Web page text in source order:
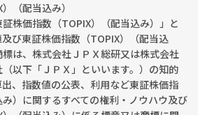
（配当込み）
株価指数（TOPIX）（配当込み）」と
び東証株価指数（TOPIX）（配当込
は、株式会社ＪＰＸ総研又は株式会社
以下「ＪＰＸ」といいます。）の知的
、指数値の公表、利用など東証株価指
）に関するすべての権利・ノウハウ及び